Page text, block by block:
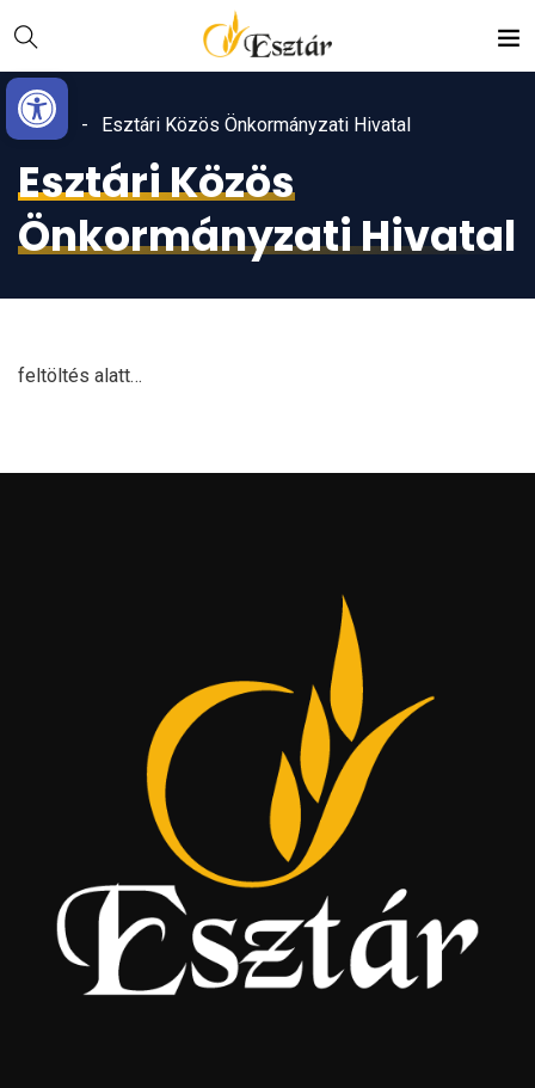
Eszköztár megnyitása
Content
navigációhoz
Home
Esztári Közös Önkormányzati Hivatal
Esztári Közös
Önkormányzati Hivatal
feltöltés alatt…